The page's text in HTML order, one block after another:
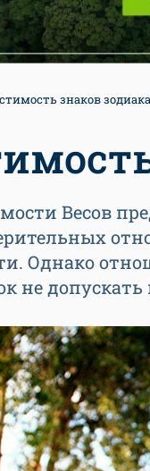
знаков зодиака
Весов
Однако
не